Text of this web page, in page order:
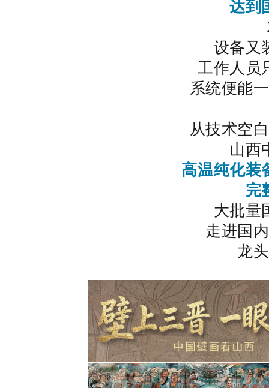
达到
设备又
工作人员
系统便能
从技术空
山西
高温纯化装
完
大批量
走进国
龙